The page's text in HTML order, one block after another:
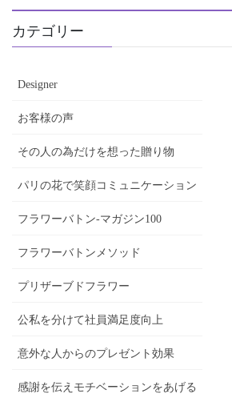
カテゴリー
Designer
お客様の声
その人の為だけを想った贈り物
パリの花で笑顔コミュニケーション
フラワーバトン-マガジン100
フラワーバトンメソッド
プリザーブドフラワー
公私を分けて社員満足度向上
意外な人からのプレゼント効果
感謝を伝えモチベーションをあげる